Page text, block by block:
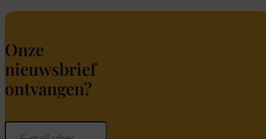
Onze
nieuwsbrief
ontvangen?